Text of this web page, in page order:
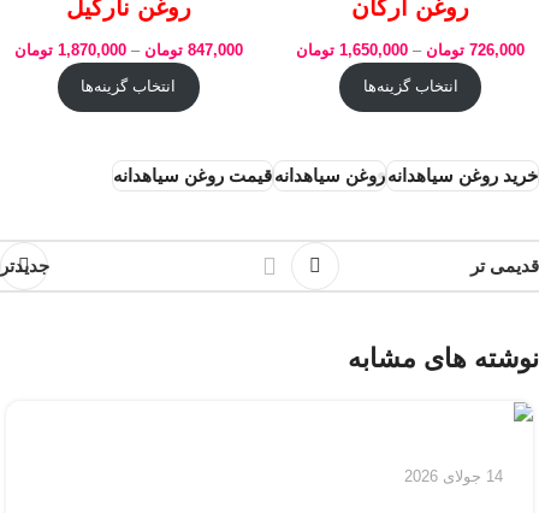
روغن آرگان
726,000 تومان –
1,650,000 تومان
انتخاب گزینه‌ها
روغن نارگیل
847,000 تومان –
1,870,000 تومان
انتخاب گزینه‌ها
خرید روغن سیاهدانهروغن سیاهدانهقیمت روغن سیاهدانه
جدیدتر قدیمی تر
نوشته های مشابه
14 جولای 2026